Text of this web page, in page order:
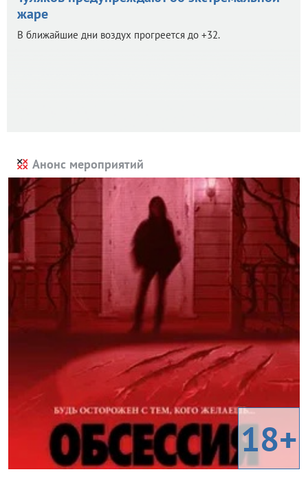
жаре
В ближайшие дни воздух прогреется до +32.
Анонс мероприятий
18+